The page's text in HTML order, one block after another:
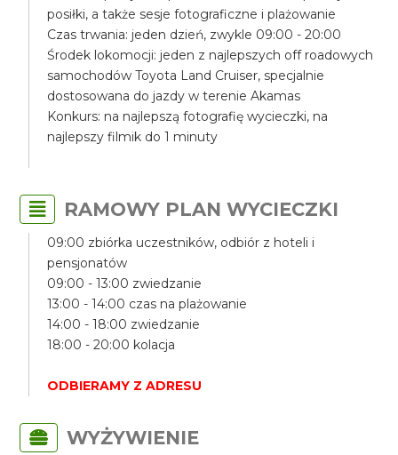
posiłki, a także sesje fotograficzne i plażowanie
Czas trwania: jeden dzień, zwykle 09:00 - 20:00
Środek lokomocji: jeden z najlepszych off roadowych
samochodów Toyota Land Cruiser, specjalnie
dostosowana do jazdy w terenie Akamas
Konkurs: na najlepszą fotografię wycieczki, na
najlepszy filmik do 1 minuty
RAMOWY PLAN WYCIECZKI
09:00 zbiórka uczestników, odbiór z hoteli i
pensjonatów
09:00 - 13:00 zwiedzanie
13:00 - 14:00 czas na plażowanie
14:00 - 18:00 zwiedzanie
18:00 - 20:00 kolacja
ODBIERAMY Z ADRESU
WYŻYWIENIE